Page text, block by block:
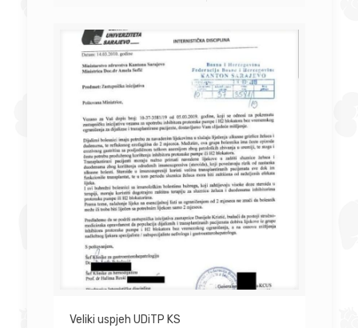
Veliki uspjeh UDiTP KS